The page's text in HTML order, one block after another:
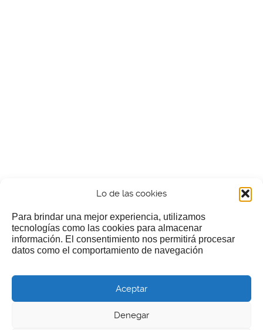
Lo de las cookies
Para brindar una mejor experiencia, utilizamos
tecnologías como las cookies para almacenar
información. El consentimiento nos permitirá procesar
datos como el comportamiento de navegación
Aceptar
Denegar
¿Nos invitas a un cafecillo?
Si te gusta nuestra web puedes echar limosna a estos